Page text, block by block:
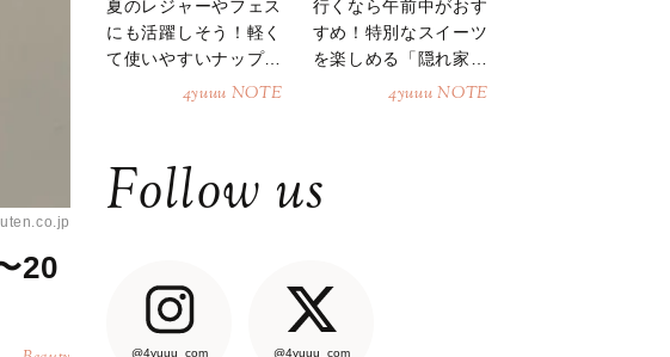
20
夏のレジャーやフェス
にも活躍しそう！軽く
て使いやすいナップサ
4yuuu NOTE
行くなら午前中がおす
すめ！特別なスイーツ
を楽しめる「隠れ家カ
4yuuu NOTE
Follow us
@4yuuu_com @4yuuu_com